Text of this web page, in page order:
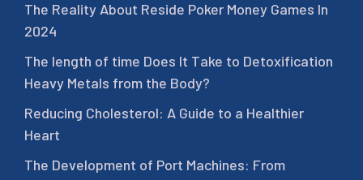
The Reality About Reside Poker Money Games In
2024
The length of time Does It Take to Detoxification
Heavy Metals from the Body?
Reducing Cholesterol: A Guide to a Healthier
Heart
The Development of Port Machines: From